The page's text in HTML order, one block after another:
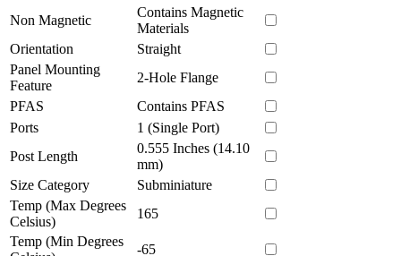
Non Magnetic
Contains Magnetic
Materials
Orientation
Straight
Panel Mounting
Feature
2-Hole Flange
PFAS
Contains PFAS
Ports
1 (Single Port)
Post Length
0.555 Inches (14.10
mm)
Size Category
Subminiature
Temp (Max Degrees
Celsius)
165
Temp (Min Degrees
-65